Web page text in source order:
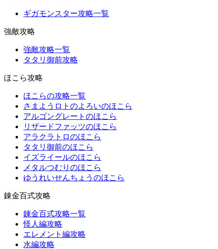
ギガモンスター攻略一覧
強敵攻略
強敵攻略一覧
タタリ御前攻略
ほこら攻略
ほこらの攻略一覧
さまようロトのよろいのほこら
アルゴングレートのほこら
リザードファッツのほこら
アラクラトロのほこら
タタリ御前のほこら
イズライールのほこら
メタルつむりのほこら
ゆうれいせんちょうのほこら
錬金百式攻略
錬金百式攻略一覧
怪人編攻略
エレメント編攻略
水編攻略